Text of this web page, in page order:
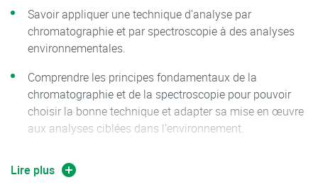
Savoir appliquer une technique d’analyse par
chromatographie et par spectroscopie à des analyses
environnementales.
Comprendre les principes fondamentaux de la
chromatographie et de la spectroscopie pour pouvoir
choisir la bonne technique et adapter sa mise en œuvre
aux analyses ciblées dans l’environnement.
Lire plus